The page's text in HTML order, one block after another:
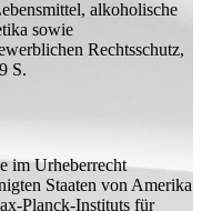
alkoholische
sowie
Rechtsschutz,
S.
im Urheberrecht
Staaten von Amerika
Planck-Instituts für